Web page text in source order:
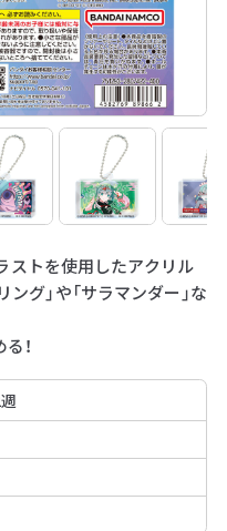
ストを使用したアクリル
グ」や「サラマンダー」な
！